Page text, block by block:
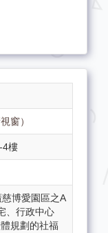
窗）
4樓
博愛園區之A
、行政中心
規劃的社福